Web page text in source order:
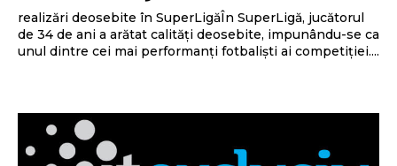
realizări deosebite în SuperLigăÎn SuperLigă, jucătorul
de 34 de ani a arătat calități deosebite, impunându-se ca
unul dintre cei mai performanți fotbaliști ai competiției....